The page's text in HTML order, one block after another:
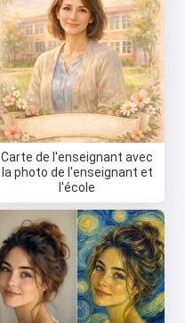
Carte de l'enseignant avec
la photo de l'enseignant et
l'école